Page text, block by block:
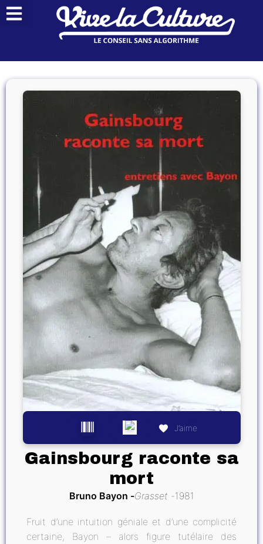
J’aime
Gainsbourg raconte sa
mort
Bruno Bayon Grasset 1981
Fruit d’une intuition géniale et d’une complicité
certaine, Bayon – alors figure tutélaire des